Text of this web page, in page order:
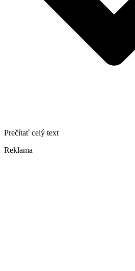
Prečítať celý text
Reklama